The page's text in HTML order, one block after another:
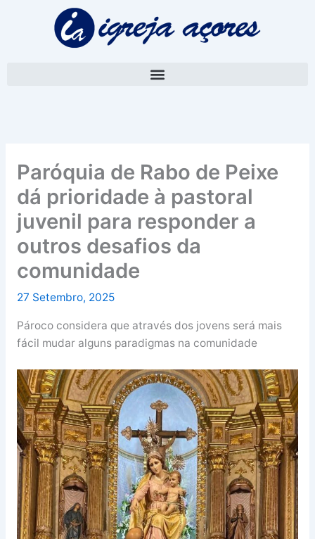
Paróquia de Rabo de Peixe
dá prioridade à pastoral
juvenil para responder a
outros desafios da
comunidade
27 Setembro, 2025
Pároco considera que através dos jovens será mais
fácil mudar alguns paradigmas na comunidade